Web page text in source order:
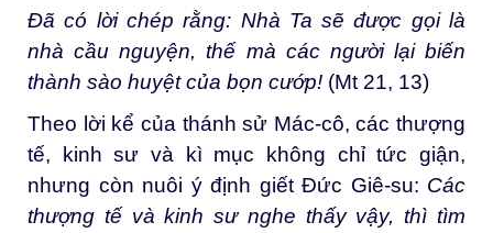
Đã có lời chép rằng: Nhà Ta sẽ được gọi là
nhà cầu nguyện, thế mà các người lại biến
thành sào huyệt của bọn cướp! (Mt 21, 13)
Theo lời kể của thánh sử Mác-cô, các thượng
tế, kinh sư và kì mục không chỉ tức giận,
nhưng còn nuôi ý định giết Đức Giê-su: Các
thượng tế và kinh sư nghe thấy vậy, thì tìm